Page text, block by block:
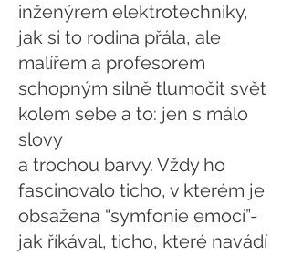
inženýrem elektrotechniky,
jak si to rodina přála, ale
malířem a profesorem
schopným silně tlumočit svět
kolem sebe a to: jen s málo
slovy
a trochou barvy. Vždy ho
fascinovalo ticho, v kterém je
obsažena “symfonie emocí”-
jak říkával, ticho, které navádí